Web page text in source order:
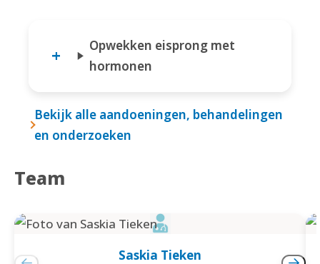
Opwekken eisprong met
hormonen
Bekijk alle aandoeningen, behandelingen
en onderzoeken
Team
Saskia Tieken